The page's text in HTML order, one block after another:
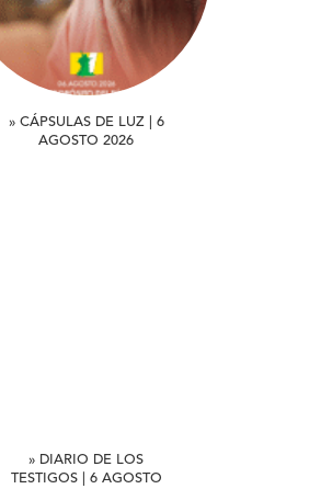
» CÁPSULAS DE LUZ | 6
AGOSTO 2026
» DIARIO DE LOS
TESTIGOS | 6 AGOSTO